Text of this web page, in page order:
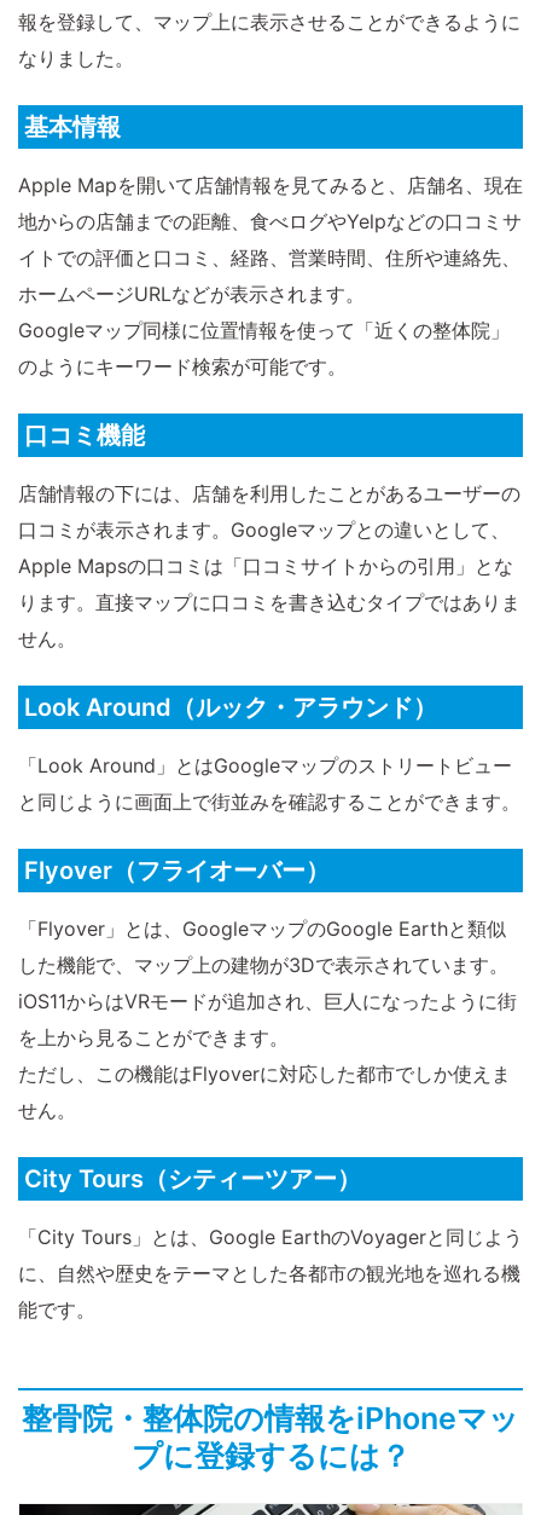
報を登録して、マップ上に表示させることができるように
なりました。
基本情報
Apple Mapを開いて店舗情報を見てみると、店舗名、現在
地からの店舗までの距離、食べログやYelpなどの口コミサ
イトでの評価と口コミ、経路、営業時間、住所や連絡先、
ホームページURLなどが表示されます。
Googleマップ同様に位置情報を使って「近くの整体院」
のようにキーワード検索が可能です。
口コミ機能
店舗情報の下には、店舗を利用したことがあるユーザーの
口コミが表示されます。Googleマップとの違いとして、
Apple Mapsの口コミは「口コミサイトからの引用」とな
ります。直接マップに口コミを書き込むタイプではありま
せん。
Look Around（ルック・アラウンド）
「Look Around」とはGoogleマップのストリートビュー
と同じように画面上で街並みを確認することができます。
Flyover（フライオーバー）
「Flyover」とは、GoogleマップのGoogle Earthと類似
した機能で、マップ上の建物が3Dで表示されています。
iOS11からはVRモードが追加され、巨人になったように街
を上から見ることができます。
ただし、この機能はFlyoverに対応した都市でしか使えま
せん。
City Tours（シティーツアー）
「City Tours」とは、Google EarthのVoyagerと同じよう
に、自然や歴史をテーマとした各都市の観光地を巡れる機
能です。
整骨院・整体院の情報をiPhoneマッ
プに登録するには？